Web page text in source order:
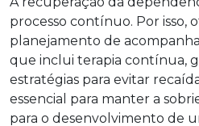
processo contínuo. Por isso,
planejamento de
que inclui terapia contínua,
estratégias para evitar
essencial para manter a
para o desenvolvimento de